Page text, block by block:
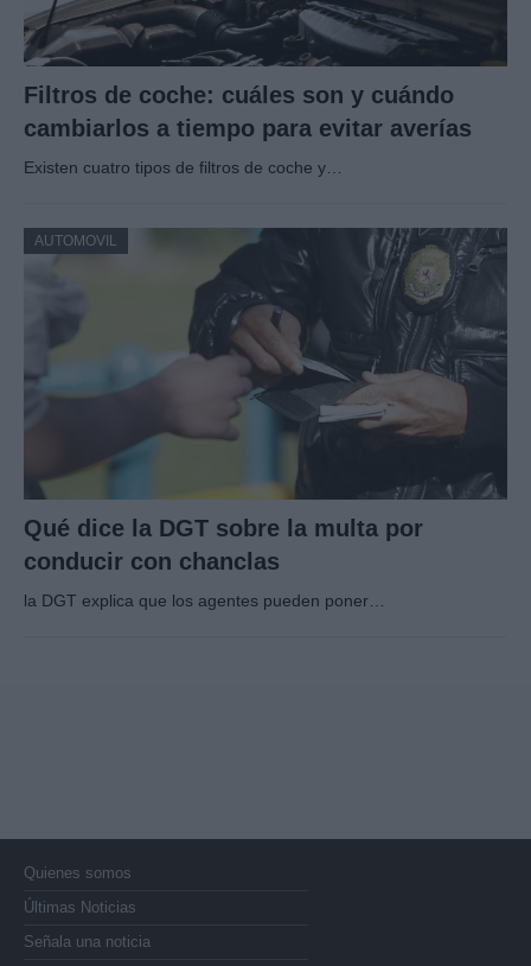
Filtros de coche: cuáles son y cuándo
cambiarlos a tiempo para evitar averías
Existen cuatro tipos de filtros de coche y…
AUTOMOVIL
Qué dice la DGT sobre la multa por
conducir con chanclas
la DGT explica que los agentes pueden poner…
Quienes somos
Últimas Noticias
Señala una noticia